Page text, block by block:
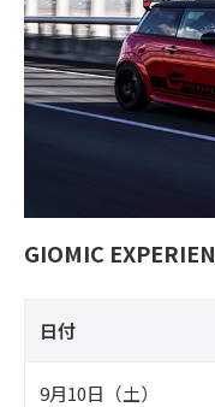
。
GIOMIC
日付
9月10日（土）